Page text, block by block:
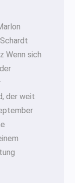
Wenn sich
der weit